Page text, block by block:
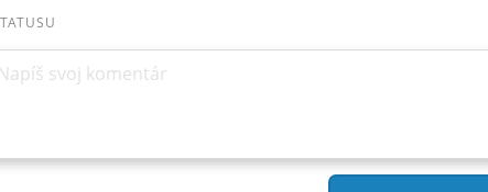
Napíš svoj komentár